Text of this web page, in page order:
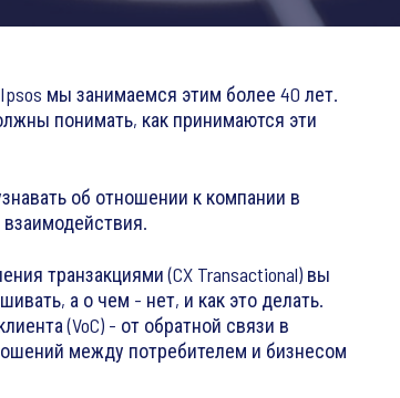
мы занимаемся этим более 40 лет.
понимать, как принимаются эти
об отношении к компании в
транзакциями (CX Transactional) вы
а о чем - нет, и как это делать.
(VoC) - от обратной связи в
между потребителем и бизнесом